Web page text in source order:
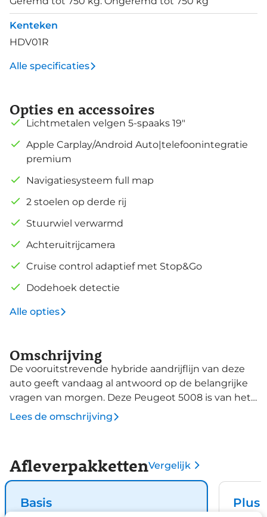
Kenteken
HDV01R
Alle specificaties
Opties en accessoires
Lichtmetalen velgen 5-spaaks 19"
Apple Carplay/Android Auto|telefoonintegratie
premium
Navigatiesysteem full map
2 stoelen op derde rij
Stuurwiel verwarmd
Achteruitrijcamera
Cruise control adaptief met Stop&Go
Dodehoek detectie
Alle opties
Omschrijving
De vooruitstrevende hybride aandrijflijn van deze
auto geeft vandaag al antwoord op de belangrijke
vragen van morgen. Deze Peugeot 5008 is van het
bouwjaar 2025, hij heeft 24601 kilometer gelopen.
neem dan snel contact met ons op.
Lees de omschrijving
AfleverpakkettenVergelijk
Basis Plus